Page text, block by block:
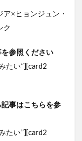
×ヒョンジュン・
ク
参照ください
たい”][card2
事はこちらを参
たい”][card2